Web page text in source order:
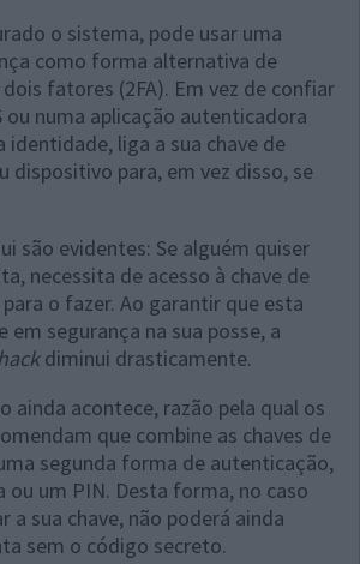
o sistema, pode usar uma
como forma alternativa de
fatores (2FA). Em vez de confiar
ou numa aplicação autenticadora
identidade, liga a sua chave de
dispositivo para, em vez disso, se
são evidentes: Se alguém quiser
necessita de acesso à chave de
o fazer. Ao garantir que esta
em segurança na sua posse, a
hackdiminui drasticamente.
ainda acontece, razão pela qual os
que combine as chaves de
segunda forma de autenticação,
ou um PIN. Desta forma, no caso
a sua chave, não poderá ainda
sem o código secreto.